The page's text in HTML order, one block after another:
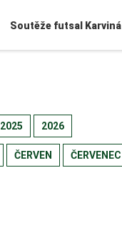
Soutěže futsal Karviná
2025 2026
ČERVEN ČERVENEC